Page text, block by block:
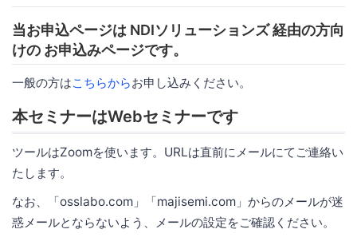
当お申込ページは NDIソリューションズ 経由の方向
けの お申込みページです。
一般の方はこちらからお申し込みください。
本セミナーはWebセミナーです
ツールはZoomを使います。URLは直前にメールにてご連絡い
たします。
なお、「osslabo.com」「majisemi.com」からのメールが迷
惑メールとならないよう、メールの設定をご確認ください。